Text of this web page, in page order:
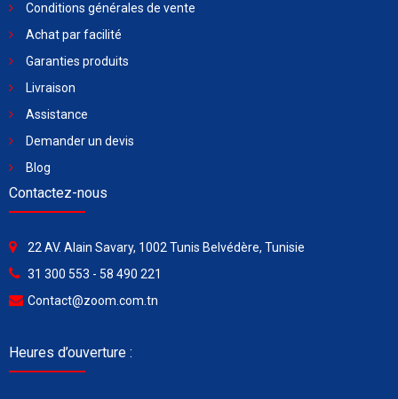
Conditions générales de vente
Achat par facilité
Garanties produits
Livraison
Assistance
Demander un devis
Blog
Contactez-nous
22 AV. Alain Savary, 1002 Tunis Belvédère, Tunisie
31 300 553 - 58 490 221
Contact@zoom.com.tn
Heures d’ouverture :